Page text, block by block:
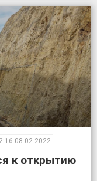
Самохина. «На
,Общество
08.02.2022
к открытию